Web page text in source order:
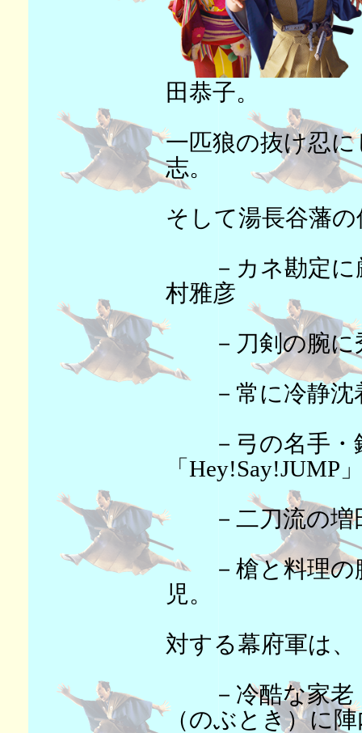
田恭子。
一匹狼の抜け忍
志。
そして湯長谷藩
－カネ勘定に
村雅彦
－刀剣の腕に
－常に冷静沈
－弓の名手・
「Hey!Say!JUMP
－二刀流の増
－槍と料理の腕
児。
対する幕府軍は、
－冷酷な家老
（のぶとき）に